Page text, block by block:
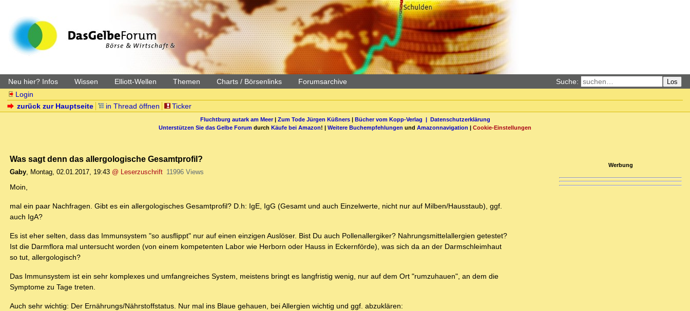
Neu hier? Infos Wissen Elliott-Wellen Themen Charts / Börsenlinks Forumsarchive Suche: Los
Login
zurück zur Hauptseite
in Thread öffnen Ticker
Fluchtburg autark am Meer| Zum Tode Jürgen Küßners| Bücher vom Kopp-Verlag | Datenschutzerklärung
Unterstützen Sie das Gelbe Forum durch Käufe bei Amazon! | Weitere Buchempfehlungen und Amazonnavigation | Cookie-Einstellungen
Was sagt denn das allergologische Gesamtprofil?
Gaby, Montag, 02.01.2017, 19:43 @ Leserzuschrift 11996 Views
Moin,
mal ein paar Nachfragen. Gibt es ein allergologisches Gesamtprofil? D.h: IgE, IgG (Gesamt und auch Einzelwerte, nicht nur auf Milben/Hausstaub), ggf.
auch IgA?
Es ist eher selten, dass das Immunsystem "so ausflippt" nur auf einen einzigen Auslöser. Bist Du auch Pollenallergiker? Nahrungsmittelallergien getestet?
Ist die Darmflora mal untersucht worden (von einem kompetenten Labor wie Herborn oder Hauss in Eckernförde), was sich da an der Darmschleimhaut
so tut, allergologisch?
Das Immunsystem ist ein sehr komplexes und umfangreiches System, meistens bringt es langfristig wenig, nur auf dem Ort "rumzuhauen", an dem die
Symptome zu Tage treten.
Auch sehr wichtig: Der Ernährungs/Nährstoffstatus. Nur mal ins Blaue gehauen, bei Allergien wichtig und ggf. abzuklären:
Werbung